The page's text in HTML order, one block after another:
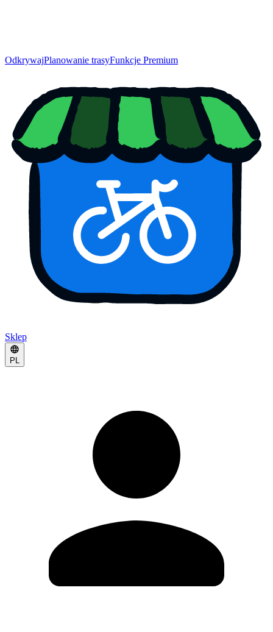
OdkrywajPlanowanie trasyFunkcje Premium
Sklep
PL